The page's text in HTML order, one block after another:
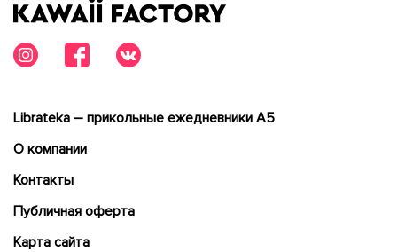
Librateka – прикольные ежедневники А5
О компании
Контакты
Публичная оферта
Карта сайта